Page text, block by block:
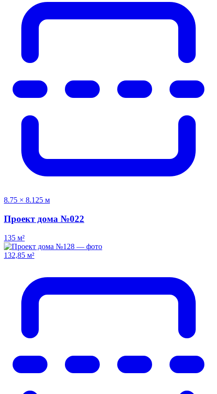
8.75 × 8.125 м
Проект дома №022
135 м²
132,85 м²